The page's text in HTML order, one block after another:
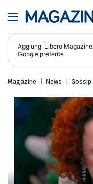
Aggiungi Libero Magazine
Google preferite
Magazine News Gossip